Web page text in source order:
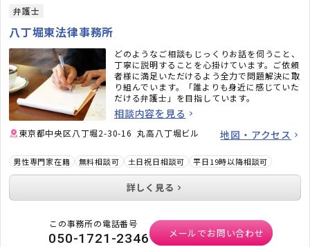
弁護士
八丁堀東法律事務所
どのようなご相談もじっくりお話を伺うこと、
丁寧に説明することを心掛けています。ご依頼
者様に満足いただけるよう全力で問題解決に取
り組んでいます。「誰よりも身近に感じていた
だける弁護士」を目指しています。
相談内容を見る
東京都中央区八丁堀2-30-16 丸高八丁堀ビル 地図・アクセス
男性専門家在籍 無料相談可 土日祝日相談可 平日19時以降相談可
詳しく見る
この事務所の電話番号
050-1721-2346 メールでお問い合わせ